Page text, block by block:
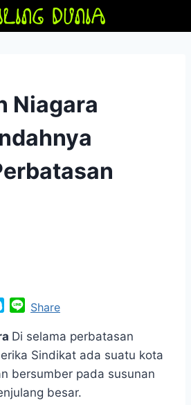
Niagara
y
p
n
e
Share
Di selama perbatasan
Sindikat ada suatu kota
bersumber pada susunan
besar.